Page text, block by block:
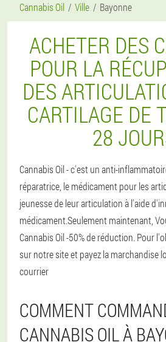
Cannabis Oil Ville Bayonne
ACHETER DES
POUR LA
DES
CARTILAGE DE
28
Cannabis Oil - c'est un anti-
réparatrice, le médicament pour les
jeunesse de leur articulation à l'aide
médicament.Seulement maintenant,
Cannabis Oil -50% de réduction. Pour
sur notre site et payez la marchandise
courrier
COMMENT
CANNABIS OIL À